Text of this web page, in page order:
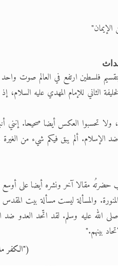
بتقسيم فلسطين ارتفع في العالم صوت
الثاني للإمام المهدي عليه
تحسبوا العكس أيضا صحيحا. إنني
الإسلام. ألم يبق فيكم شيء من
حضرتُه مقالا آخر ونشره أيضا على
والمسألة ليست مسألة بيت
عليه وسلم. لقد اتّحد العدو ضد
بينهم."
("الكفر